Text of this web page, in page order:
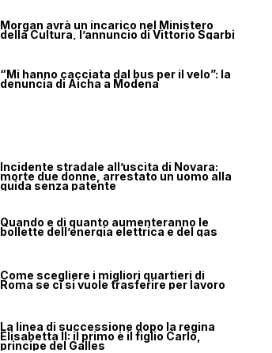
Morgan avrà un incarico nel Ministero
della Cultura, l’annuncio di Vittorio Sgarbi
“Mi hanno cacciata dal bus per il velo”: la
denuncia di Aicha a Modena
Incidente stradale all’uscita di Novara:
morte due donne, arrestato un uomo alla
guida senza patente
Quando e di quanto aumenteranno le
bollette dell’energia elettrica e del gas
Come scegliere i migliori quartieri di
Roma se ci si vuole trasferire per lavoro
La linea di successione dopo la regina
Elisabetta II: il primo è il figlio Carlo,
principe del Galles